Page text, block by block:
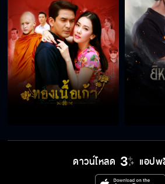
เกมเสน่หา
เกมเสน่หา เร็ว ๆ นี้
ดาวน์โหลด แอปพ